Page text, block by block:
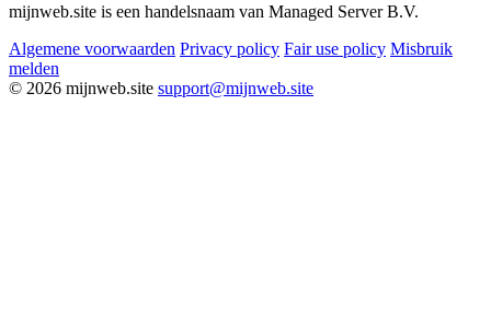
mijnweb.site is een handelsnaam van Managed Server B.V.
Algemene voorwaarden Privacy policy Fair use policy Misbruik
melden
© 2026 mijnweb.site support@mijnweb.site